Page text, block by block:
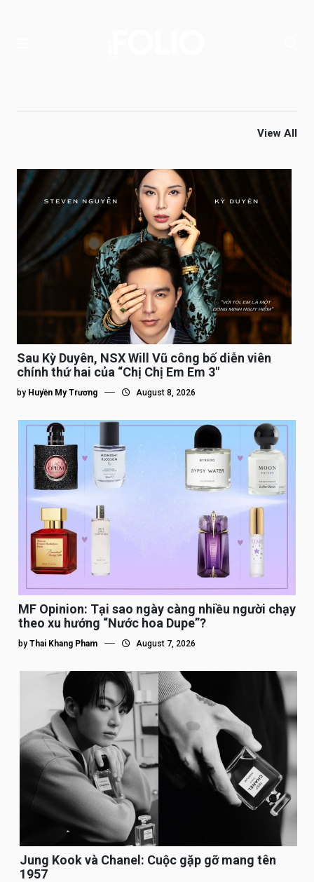
View All
Sau Kỳ Duyên, NSX Will Vũ công bố diễn viên
chính thứ hai của “Chị Chị Em Em 3″
by Huyền My Trương August 8, 2026
MF Opinion: Tại sao ngày càng nhiều người chạy
theo xu hướng “Nước hoa Dupe”?
by Thai Khang Pham August 7, 2026
Jung Kook và Chanel: Cuộc gặp gỡ mang tên
1957